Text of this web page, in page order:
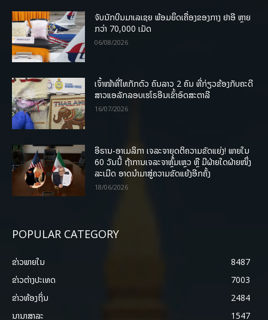
ຈັບນັກບິນມາເລເຊຍ ພ້ອມຍຶດເຄື່ອງຂອງກາງ ຢາອີ ຫຼາຍ
ກວ່າ 70,000 ເມັດ
06/08/2026
ເຈົ້າໜ້າທີ່ໄທກັກຕົວ ຄົນລາວ 2 ຄົນ ທີ່ກ່ຽວຂ້ອງກັບຄະດີ
ສາວແອລັກລອບເຮໂຣອີນເຂົ້າອົດສະຕາລີ
16/07/2026
ອີຣານ-ອາເມລິກາ ເຈລະຈາຍຸດຕິຄວາມຂັດແຍ່ງ! ພາຍໃນ
60 ວັນນີ້ ຖ້າການເຈລະຈາຫຼົ້ມເຫຼວ ຫຼື ມີຝ່າຍໃດຝ່າຍໜຶ່ງ
ລະເມີດ ອາດນໍາມາສູ່ຄວາມຂັດແຍ້ງອີກຄັ້ງ
18/06/2026
POPULAR CATEGORY
ຂ່າວພາຍ​ໃນ
8487
ຂ່າວຕ່າງປະເທດ
7003
ຂ່າວທ້ອງຖິ່ນ
2484
ນານາສາລະ
1547